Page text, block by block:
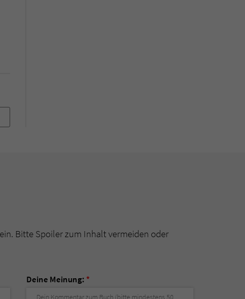
Bitte Spoiler zum Inhalt vermeiden oder
Deine Meinung: *